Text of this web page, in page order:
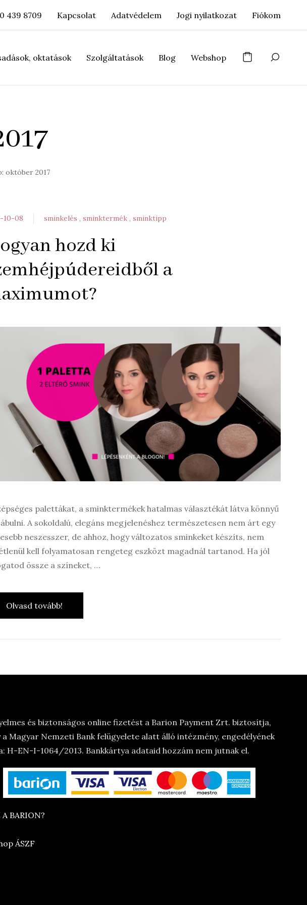
439 8709 Kapcsolat Adatvédelem Jogi nyilatkozat Fiókom
oktatások Szolgáltatások Blog Webshop
október 2017
10-08 sminkelés sminktermék sminktipp
hozd ki
a
palettákat, a sminktermékek hatalmas választékát látva könnyű
A sokoldalú, elegáns megjelenéshez természetesen nem árt egy
neszesszer, de ahhoz, hogy változatos sminkeket készíts, nem
kell folyamatosan rengeteg eszközt magadnál tartanod. Ha jól
össze a színeket, …
Olvasd tovább!
és biztonságos online fizetést a Barion Payment Zrt. biztosítja,
a Magyar Nemzeti Bank felügyelete alatt álló intézmény, engedélyének
H-EN-I-1064/2013. Bankkártya adataid hozzám nem jutnak el.
BARION?
ÁSZF